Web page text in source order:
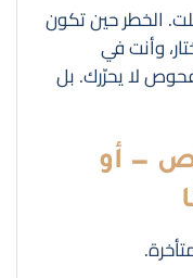
الخطر حين تكون
وأنت في
لا يحرّرك. بل
— أو